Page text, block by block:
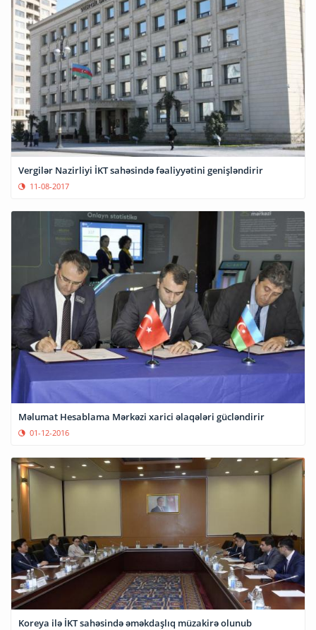
Vergilər Nazirliyi İKT sahəsində fəaliyyətini genişləndirir
11-08-2017
Məlumat Hesablama Mərkəzi xarici əlaqələri gücləndirir
01-12-2016
Koreya ilə İKT sahəsində əməkdaşlıq müzakirə olunub